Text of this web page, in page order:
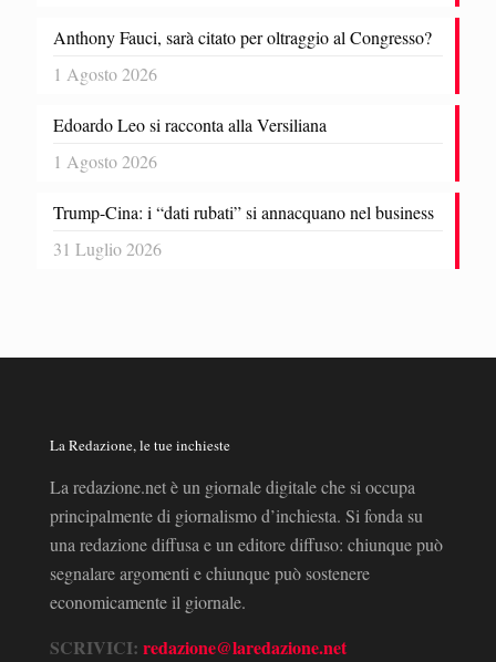
Anthony Fauci, sarà citato per oltraggio al Congresso?
1 Agosto 2026
Edoardo Leo si racconta alla Versiliana
1 Agosto 2026
Trump-Cina: i “dati rubati” si annacquano nel business
31 Luglio 2026
La Redazione, le tue inchieste
La redazione.net è un giornale digitale che si occupa
principalmente di giornalismo d’inchiesta. Si fonda su
una redazione diffusa e un editore diffuso: chiunque può
segnalare argomenti e chiunque può sostenere
economicamente il giornale.
SCRIVICI: redazione@laredazione.net